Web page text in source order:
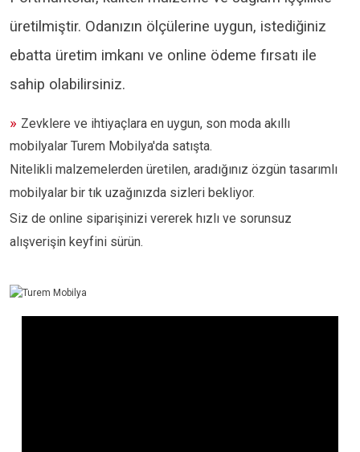
üretilmiştir. Odanızın ölçülerine uygun, istediğiniz
ebatta üretim imkanı ve online ödeme fırsatı ile
sahip olabilirsiniz.
» Zevklere ve ihtiyaçlara en uygun, son moda akıllı
mobilyalar Turem Mobilya'da satışta.
Nitelikli malzemelerden üretilen, aradığınız özgün tasarımlı
mobilyalar bir tık uzağınızda sizleri bekliyor.
Siz de online siparişinizi vererek hızlı ve sorunsuz
alışverişin keyfini sürün.